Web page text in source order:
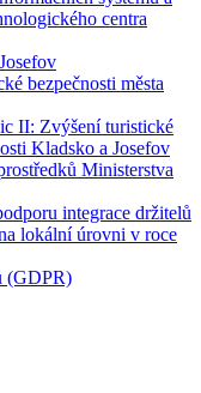
centra
bezpečnosti města
II: Zvýšení turistické
Kladsko a Josefov
Ministerstva
integrace držitelů
lokální úrovni v roce
(GDPR)